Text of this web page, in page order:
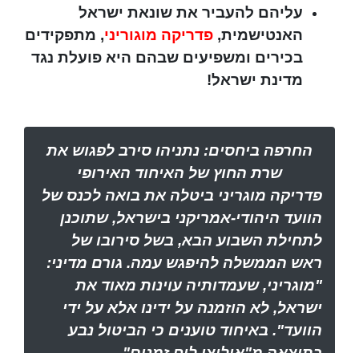
עליהם להעביר את שונאת ישראל
האנטישמית, פדריקה מוגוריני, מתפקידים
בכירים ומשפיעים שבהם היא פועלת נגד
מדינת ישראל!
החרפה ביחסים: נתניהו סירב לפגוש את
שרת החוץ של האיחוד האירופי
פדריקה מוגריני ביטלה את בואה לכנס של
הוועד היהודי-אמריקני בישראל, שתוכנן
לתחילת השבוע הבא, בשל סירובו של
ראש הממשלה להיפגש עמה. גורם מדיני:
"מוגריני, שעמדותיה עוינות מאוד את
ישראל, לא הוזמנה על ידינו אלא על ידי
הוועד". באיחוד טוענים כי הביטול נבע